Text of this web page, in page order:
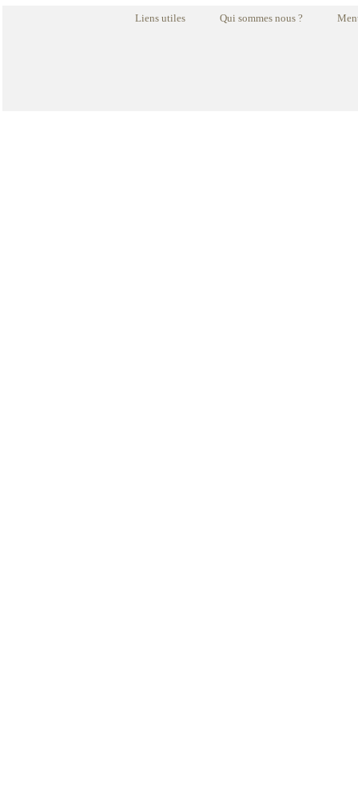
Liens utiles Qui sommes nous ?